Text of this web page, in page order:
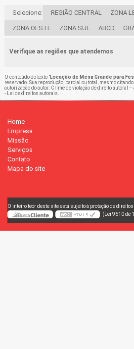
Selecione: REGIÃO CENTRAL ZONA
ZONA OESTE ZONA SUL ABCD
Verifique as regiões que atendemos
O conteúdo do texto "Locação de Mesa Grande para
reservado. Sua reprodução, parcial ou total, mesmo
autorização do autor. Crime de violação de direito autoral
- Lei de direitos autorais
Home
Empresa
Missão
Serviços
Contato
Mapa do site
O inteiro teor deste site está sujeito à proteção de
(Lei 9610 de